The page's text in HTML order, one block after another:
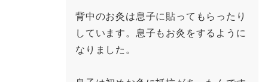
背中のお灸は息子に貼ってもらったり
しています。息子もお灸をするように
なりました。